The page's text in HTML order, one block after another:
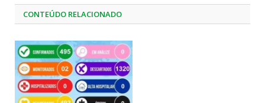
CONTEÚDO RELACIONADO